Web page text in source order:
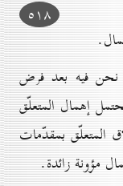
٥۱۸
نحن فيه بعد فرض
إهمال المتعلّق
المتعلّق بمقدّمات
مؤونة زائدة.